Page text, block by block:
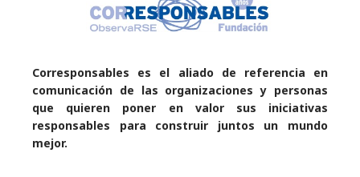
Corresponsables es el aliado de referencia en
comunicación de las organizaciones y personas
que quieren poner en valor sus iniciativas
responsables para construir juntos un mundo
mejor.